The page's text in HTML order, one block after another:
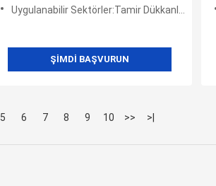
Uygulanabilir Sektörler:Tamir Dükkanları, Perakende satış mağazası
ŞIMDI BAŞVURUN
5 6 7 8 9 10 >> >|